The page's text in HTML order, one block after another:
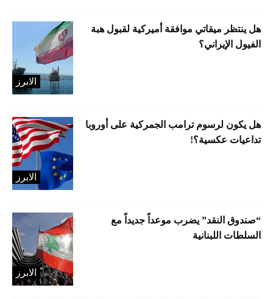
الابرز
هل ينتظر ميقاتي موافقة أميركية لقبول هبة
الفيول الإيراني؟
الابرز
هل يكون لرسوم ترامب الجمركية على أوروبا
تداعيات عكسية؟!
الابرز
“صندوق النقد” يضرب موعداً جديداً مع
السلطات اللبنانية